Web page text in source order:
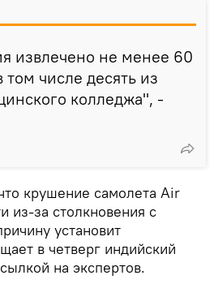
извлечено не менее 60
том числе десять из
колледжа", -
крушение самолета Air
из-за столкновения с
установит
в четверг индийский
на экспертов.